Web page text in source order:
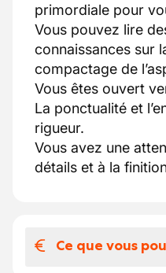
primordiale pour
Vous pouvez lire
connaissances sur
compactage de
Vous êtes ouvert
La ponctualité et
rigueur.
Vous avez une
détails et à la
Ce que vous